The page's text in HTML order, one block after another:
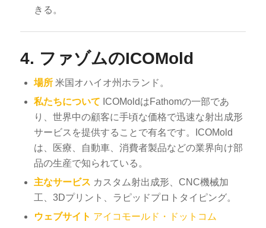
きる。
4. ファゾムのICOMold
場所米国オハイオ州ホランド。
私たちについて ICOMoldはFathomの一部であ
り、世界中の顧客に手頃な価格で迅速な射出成形
サービスを提供することで有名です。ICOMold
は、医療、自動車、消費者製品などの業界向け部
品の生産で知られている。
主なサービス カスタム射出成形、CNC機械加
工、3Dプリント、ラピッドプロトタイピング。
ウェブサイト アイコモールド・ドットコム